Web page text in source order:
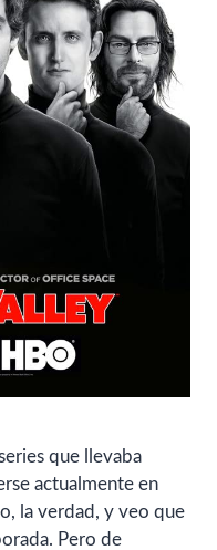
que llevaba
actualmente en
la verdad, y veo que
Pero de